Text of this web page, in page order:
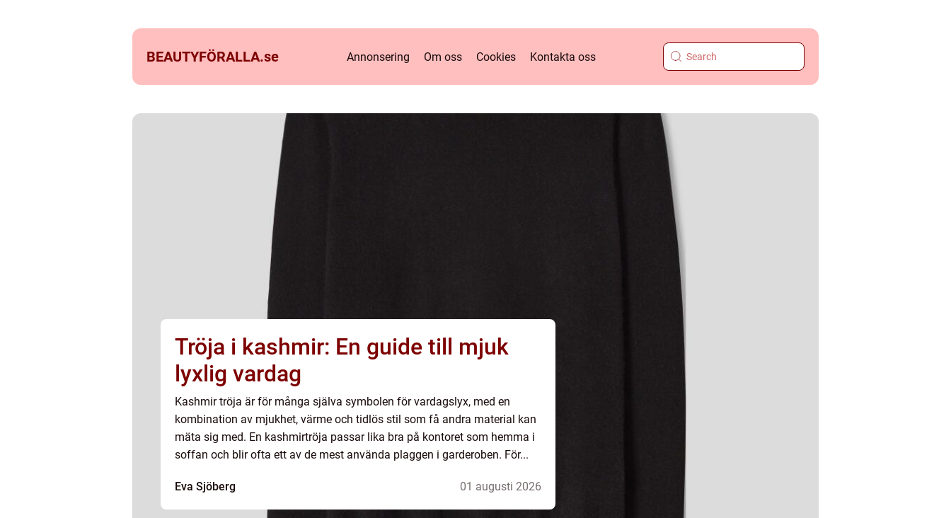
BEAUTYFÖRALLA.se Annonsering Om oss Cookies Kontakta oss
Tröja i kashmir: En guide till mjuk
lyxlig vardag
Kashmir tröja är för många själva symbolen för vardagslyx, med en
kombination av mjukhet, värme och tidlös stil som få andra material kan
mäta sig med. En kashmirtröja passar lika bra på kontoret som hemma i
soffan och blir ofta ett av de mest använda plaggen i garderoben. För...
Eva Sjöberg 01 augusti 2026